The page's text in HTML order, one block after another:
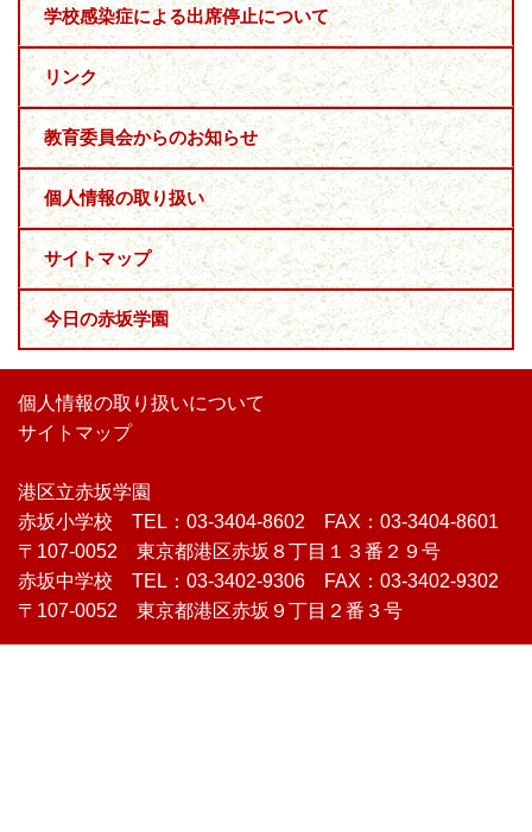
学校感染症による出席停止について
リンク
教育委員会からのお知らせ
個人情報の取り扱い
サイトマップ
今日の赤坂学園
個人情報の取り扱いについて
サイトマップ
港区立赤坂学園
赤坂小学校 TEL：03-3404-8602 FAX：03-3404-8601
〒107-0052 東京都港区赤坂８丁目１３番２９号
赤坂中学校 TEL：03-3402-9306 FAX：03-3402-9302
〒107-0052 東京都港区赤坂９丁目２番３号